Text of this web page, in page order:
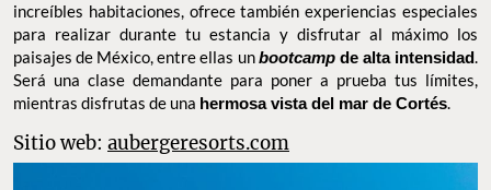
increíbles habitaciones, ofrece también experiencias especiales
para realizar durante tu estancia y disfrutar al máximo los
paisajes de México, entre ellas unbootcamp de alta intensidad.
Será una clase demandante para poner a prueba tus límites,
mientras disfrutas de una hermosa vista del mar de Cortés.
Sitio web: aubergeresorts.com